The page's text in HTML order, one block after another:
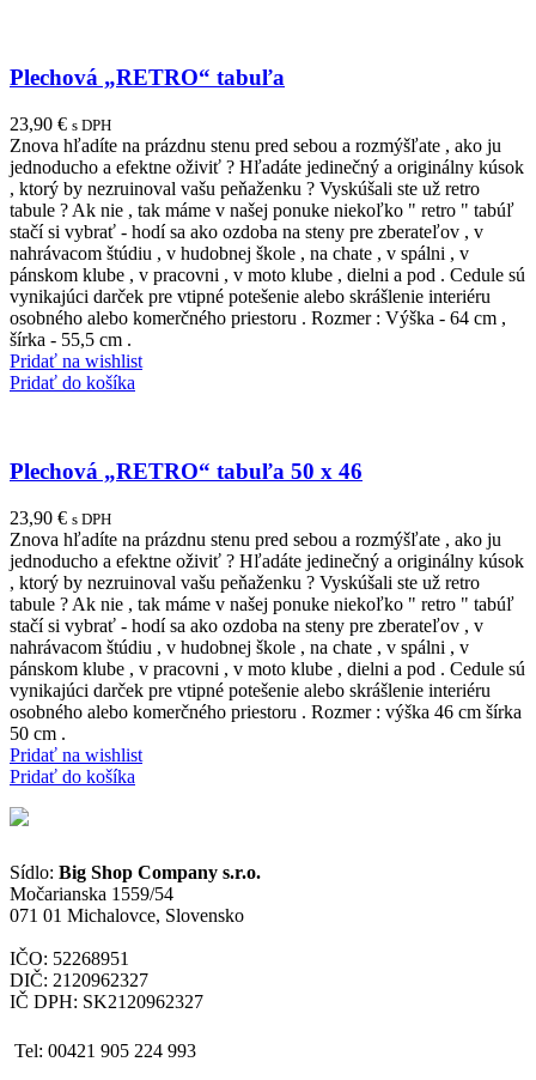
Plechová „RETRO“ tabuľa
23,90 € s DPH
Znova hľadíte na prázdnu stenu pred sebou a rozmýšľate , ako ju
jednoducho a efektne oživiť ? Hľadáte jedinečný a originálny kúsok
, ktorý by nezruinoval vašu peňaženku ? Vyskúšali ste už retro
tabule ? Ak nie , tak máme v našej ponuke niekoľko " retro " tabúľ
stačí si vybrať - hodí sa ako ozdoba na steny pre zberateľov , v
nahrávacom štúdiu , v hudobnej škole , na chate , v spálni , v
pánskom klube , v pracovni , v moto klube , dielni a pod . Cedule sú
vynikajúci darček pre vtipné potešenie alebo skrášlenie interiéru
osobného alebo komerčného priestoru . Rozmer : Výška - 64 cm ,
šírka - 55,5 cm .
Pridať na wishlist
Pridať do košíka
Plechová „RETRO“ tabuľa 50 x 46
23,90 € s DPH
Znova hľadíte na prázdnu stenu pred sebou a rozmýšľate , ako ju
jednoducho a efektne oživiť ? Hľadáte jedinečný a originálny kúsok
, ktorý by nezruinoval vašu peňaženku ? Vyskúšali ste už retro
tabule ? Ak nie , tak máme v našej ponuke niekoľko " retro " tabúľ
stačí si vybrať - hodí sa ako ozdoba na steny pre zberateľov , v
nahrávacom štúdiu , v hudobnej škole , na chate , v spálni , v
pánskom klube , v pracovni , v moto klube , dielni a pod . Cedule sú
vynikajúci darček pre vtipné potešenie alebo skrášlenie interiéru
osobného alebo komerčného priestoru . Rozmer : výška 46 cm šírka
50 cm .
Pridať na wishlist
Pridať do košíka
Sídlo: Big Shop Company s.r.o.
Močarianska 1559/54
071 01 Michalovce, Slovensko
IČO: 52268951
DIČ: 2120962327
IČ DPH: SK2120962327
Tel: 00421 905 224 993